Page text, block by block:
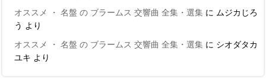
オススメ ・ 名盤 の ブラームス 交響曲 全集・選集 に ムジカじろ
う より
オススメ ・ 名盤 の ブラームス 交響曲 全集・選集 に シオダタカ
ユキ より